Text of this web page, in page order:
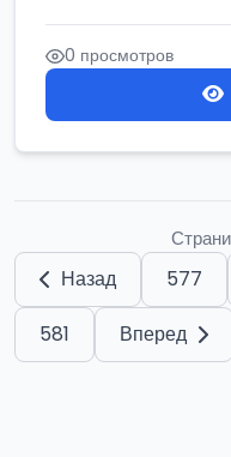
0 просмотров
Назад 577
581
Вперед